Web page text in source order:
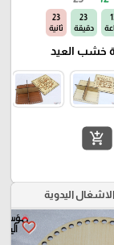
23
دقيقة
22
ثانية
خشب العيد
add_shopping_cart
اليدوية
favorite_border